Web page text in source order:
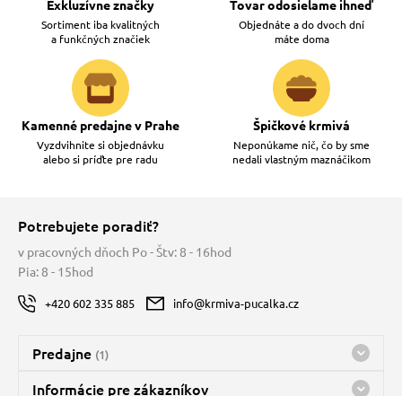
Exkluzívne značky
Sortiment iba kvalitných
a funkčných značiek
Tovar odosielame ihneď
Objednáte a do dvoch dní
máte doma
Kamenné predajne v Prahe
Vyzdvihnite si objednávku
alebo si príďte pre radu
Špičkové krmivá
Neponúkame nič, čo by sme
nedali vlastným maznáčikom
Potrebujete poradiť?
v pracovných dňoch Po - Štv: 8 - 16hod
Pia: 8 - 15hod
+420 602 335 885 info@krmiva-pucalka.cz
Predajne (1)
Predajňa a sklad Kbely
Informácie pre zákazníkov